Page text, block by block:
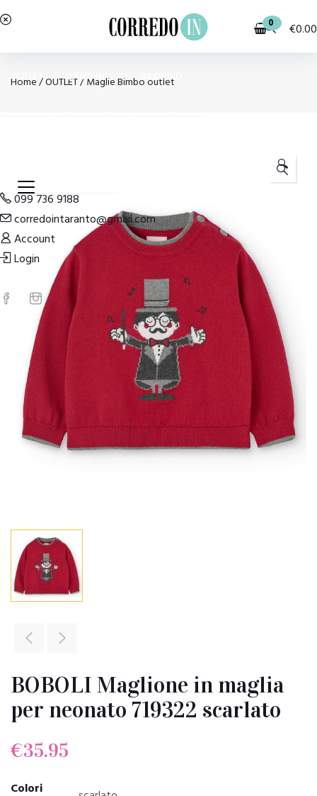
0 €0.00
OUTLET BAMBINA BAMBINO
099 736 9188
corredointaranto@gmail.com
Account
Login
Home/OUTLET/Maglie Bimbo outlet
🔍
BOBOLI Maglione in maglia
per neonato 719322 scarlato
€35.95
Colori